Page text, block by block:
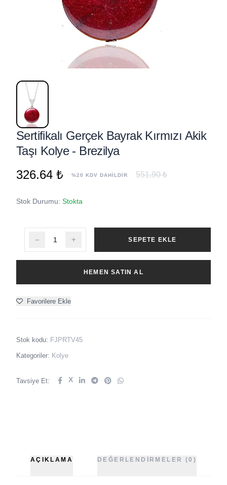
Sertifikalı Gerçek Bayrak Kırmızı Akik
Taşı Kolye - Brezilya
326.64 ₺
%20 KDV DAHİLDİR 551.90 ₺
Stok Durumu: Stokta
SEPETE EKLE
HEMEN SATIN AL
Favorilere Ekle
Stok kodu: FJPRTV45
Kategoriler: Kolye
Tavsiye Et: X
AÇIKLAMA DEĞERLENDIRMELER (0)